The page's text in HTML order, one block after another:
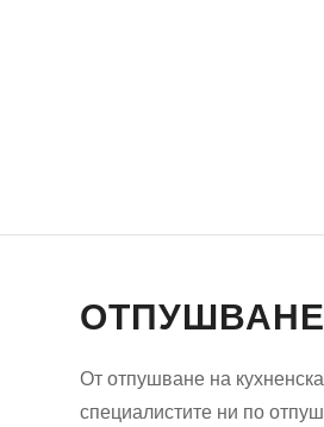
От отпушване на
специалистите ни по